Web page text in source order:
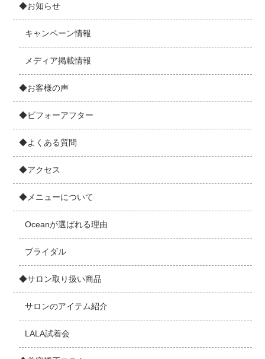
◆お知らせ
キャンペーン情報
メディア掲載情報
◆お客様の声
◆ビフォーアフター
◆よくある質問
◆アクセス
◆メニューについて
Oceanが選ばれる理由
ブライダル
◆サロン取り扱い商品
サロンのアイテム紹介
LALA試着会